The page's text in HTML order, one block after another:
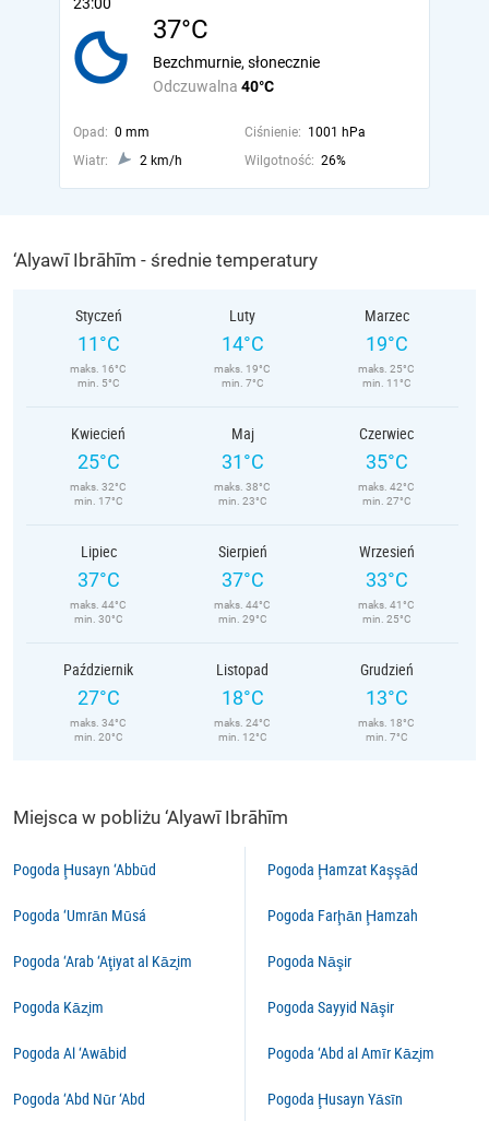
37°C
Odczuwalna 40°C
Bezchmurnie, słonecznie
Opad: 0 mm Ciśnienie: 1001 hPa
Wiatr:
2 km/h Wilgotność: 26%
‘Alyawī Ibrāhīm - średnie temperatury
Styczeń
11°C
maks. 16°C
min. 5°C
Luty
14°C
maks. 19°C
min. 7°C
Marzec
19°C
maks. 25°C
min. 11°C
Kwiecień
25°C
maks. 32°C
min. 17°C
Maj
31°C
maks. 38°C
min. 23°C
Czerwiec
35°C
maks. 42°C
min. 27°C
Lipiec
37°C
maks. 44°C
min. 30°C
Sierpień
37°C
maks. 44°C
min. 29°C
Wrzesień
33°C
maks. 41°C
min. 25°C
Październik
27°C
maks. 34°C
min. 20°C
Listopad
18°C
maks. 24°C
min. 12°C
Grudzień
13°C
maks. 18°C
min. 7°C
Miejsca w pobliżu ‘Alyawī Ibrāhīm
Pogoda Ḩusayn ‘Abbūd
Pogoda ‘Umrān Mūsá
Pogoda ‘Arab ‘Aţiyat al Kāz̧im
Pogoda Kāz̧im
Pogoda Al ‘Awābid
Pogoda ‘Abd Nūr ‘Abd
Pogoda Ḩamzat Kaşşād
Pogoda Farḩān Ḩamzah
Pogoda Nāşir
Pogoda Sayyid Nāşir
Pogoda ‘Abd al Amīr Kāz̧im
Pogoda Ḩusayn Yāsīn